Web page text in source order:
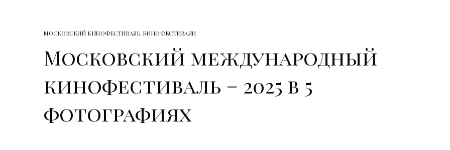
МОСКОВСКИЙ КИНОФЕСТИВАЛЬ, КИНОФЕСТИВАЛИ
Московский международный
кинофестиваль – 2025 в 5
фотографиях